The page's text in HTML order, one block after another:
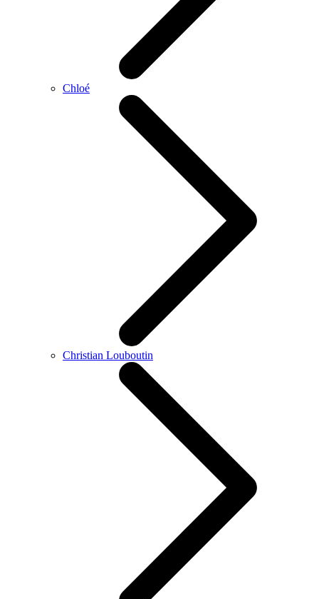
Chloé
Christian Louboutin